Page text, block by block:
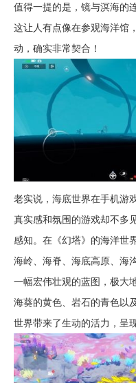
值得一提的是，镜与溟海的
这让人有点像在参观海洋馆
动，确实非常契合！
老实说，海底世界在手机游
真实感和氛围的游戏却不多
感知。在《幻塔》的海洋世
海岭、海脊、海底高原、海
一幅宏伟壮观的蓝图，极大
海葵的黄色、岩石的青色以
世界带来了生动的活力，呈